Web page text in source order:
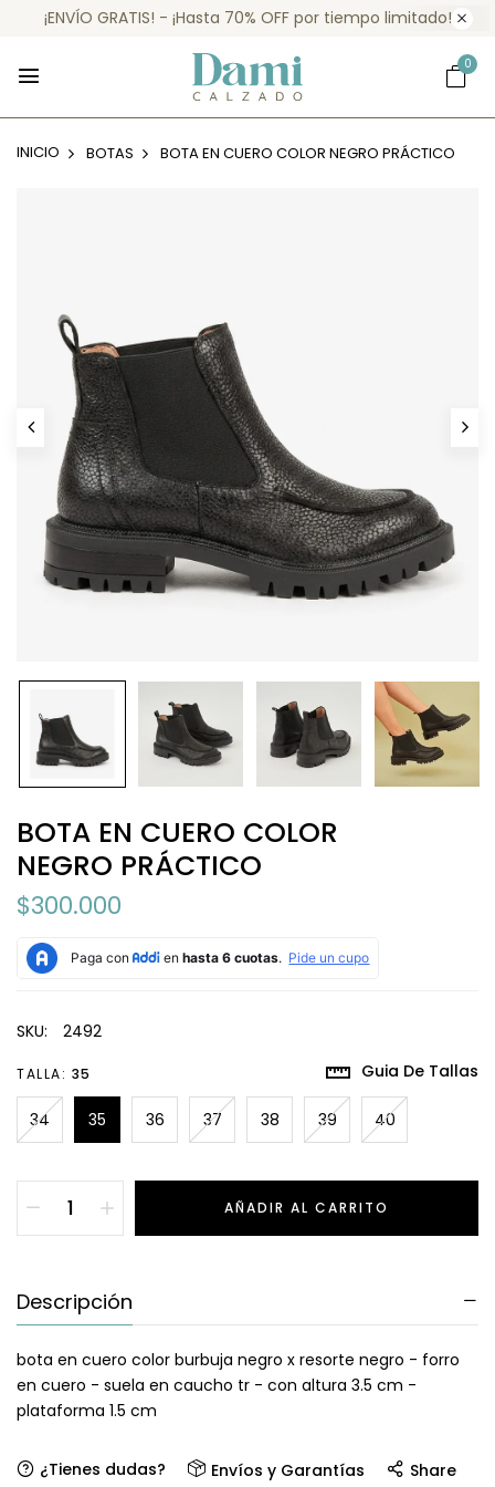
¡ENVÍO GRATIS! - ¡Hasta 70% OFF por tiempo limitado!
0
INICIO BOTAS BOTA EN CUERO COLOR NEGRO PRÁCTICO
BOTA EN CUERO COLOR
NEGRO PRÁCTICO
$300.000
SKU: 2492
TALLA: 35
34 35 36 37 38 39 40
Guia De Tallas
AÑADIR AL CARRITO
Descripción
bota en cuero color burbuja negro x resorte negro - forro
en cuero - suela en caucho tr - con altura 3.5 cm -
plataforma 1.5 cm
¿Tienes dudas? Envíos y Garantías Share